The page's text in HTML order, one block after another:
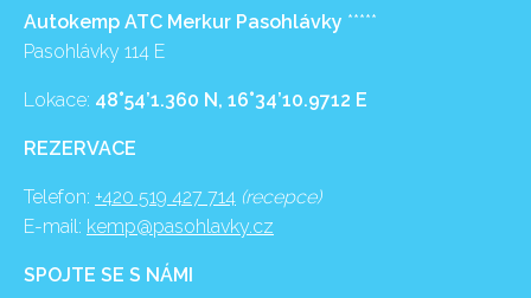
Autokemp ATC Merkur Pasohlávky *****
Pasohlávky 114 E
Lokace: 48°54’1.360 N, 16°34’10.9712 E
REZERVACE
Telefon: +420 519 427 714 (recepce)
E-mail: kemp@pasohlavky.cz
SPOJTE SE S NÁMI